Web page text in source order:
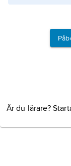
Är du lärare?